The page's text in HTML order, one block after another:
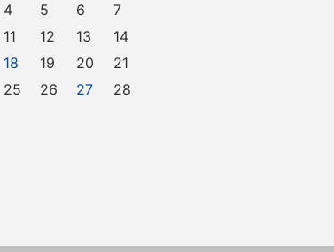
4 5 6
7
11 12 13
14
18 19 20
21
25 26 27
28